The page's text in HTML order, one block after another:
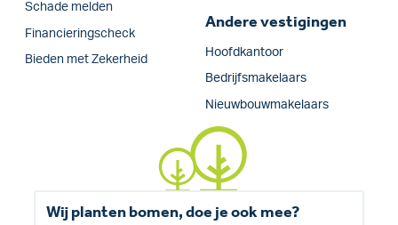
Schade melden
Financieringscheck
Bieden met Zekerheid
Andere vestigingen
Hoofdkantoor
Bedrijfsmakelaars
Nieuwbouwmakelaars
Wij planten bomen, doe je ook mee?